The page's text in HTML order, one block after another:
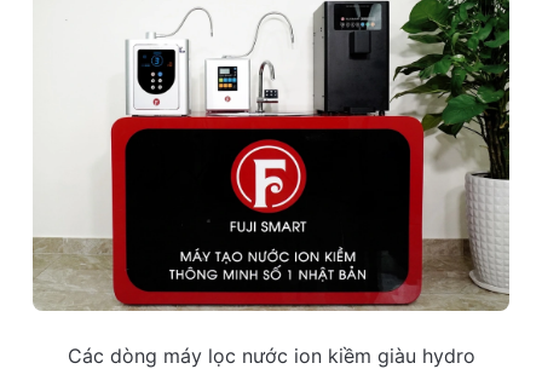
Các dòng máy lọc nước ion kiềm giàu hydro